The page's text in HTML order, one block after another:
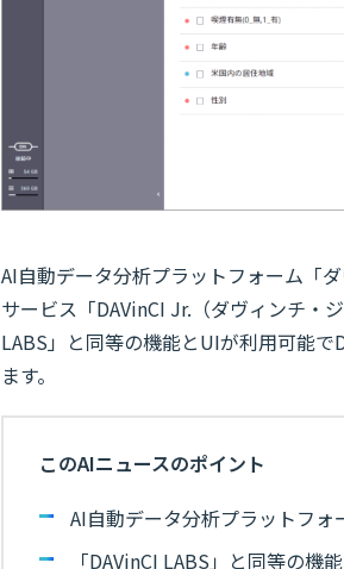
AI自動データ分析プラットフォーム「
サービス「DAVinCI Jr.（ダヴィンチ・
LABS」と同等の機能とUIが利用可能
ます。
このAIニュースのポイント
AI自動データ分析プラットフォ
「DAVinCI LABS」と同等の機